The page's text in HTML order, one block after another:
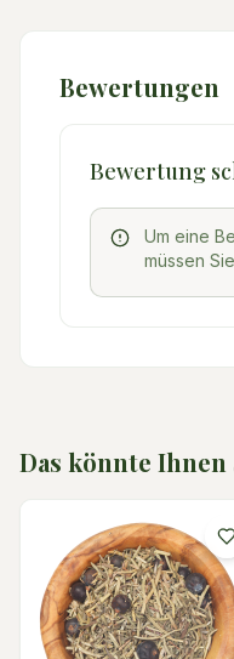
Bewertungen
Bewertung
Um eine
müssen Sie
Das könnte